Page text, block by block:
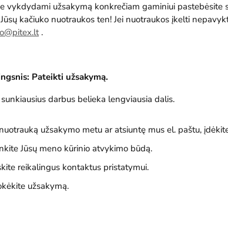
vykdydami užsakymą konkrečiam gaminiui pastebėsite
kačiuko nuotraukos ten! Jei nuotraukos įkelti
.
Pateikti užsakymą.
darbus belieka lengviausia dalis.
užsakymo metu ar atsiuntę mus el. paštu,
Jūsų meno kūrinio atvykimo būdą.
reikalingus kontaktus pristatymui.
užsakymą.